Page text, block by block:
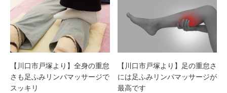
【川口市戸塚より】全身の重怠
さも足ふみリンパマッサージで
スッキリ
【川口市戸塚より】足の重怠さ
には足ふみリンパマッサージが
最高です